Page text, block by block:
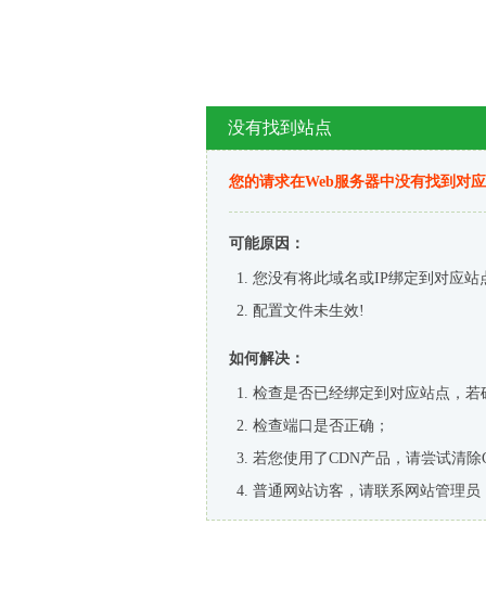
没有找到站点
您的请求在Web服务器中没有找到对
可能原因：
您没有将此域名或IP绑定到对应站
配置文件未生效!
如何解决：
检查是否已经绑定到对应站点，
检查端口是否正确；
若您使用了CDN产品，请尝试清除
普通网站访客，请联系网站管理员